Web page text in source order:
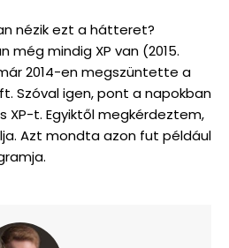
nézik ezt a hátteret?
még mindig XP van (2015.
2014-en megszüntette a
Szóval igen, pont a napokban
XP-t. Egyiktől megkérdeztem,
Azt mondta azon fut például